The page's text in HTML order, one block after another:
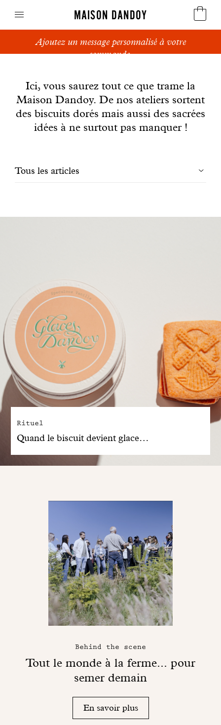
MAISON DANDOY
Speculoos
Pains sucrés
Gâteaux
Dandoy Family
Boutiques
Mon compte
E-Shop
Ajoutez un message personnalisé à votre
commande.
Ici, vous saurez tout ce que trame la
Maison Dandoy. De nos ateliers sortent
des biscuits dorés mais aussi des sacrées
idées à ne surtout pas manquer !
Filtrer
Tous les articles
Rituel
Quand le biscuit devient glace…
Behind the scene
Tout le monde à la ferme... pour
semer demain
En savoir plus